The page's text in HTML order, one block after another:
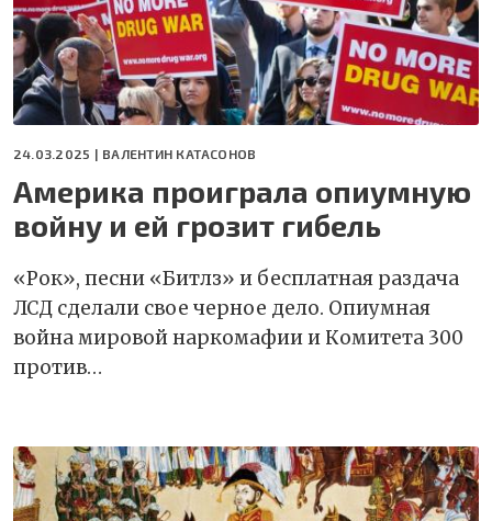
24.03.2025 | ВАЛЕНТИН КАТАСОНОВ
Америка проиграла опиумную
войну и ей грозит гибель
«Рок», песни «Битлз» и бесплатная раздача
ЛСД сделали свое черное дело. Опиумная
война мировой наркомафии и Комитета 300
против…